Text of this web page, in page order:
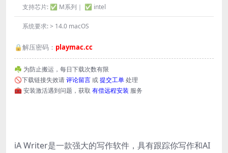
支持芯片: ✅ M系列｜ ✅ intel
系统要求:> 14.0 macOS
🔒解压密码： playmac.cc
☘️ 为防止搬运，每日下载次数有限
🚫下载链接失效请评论留言或提交工单处理
🧰 安装激活遇到问题，获取 有偿远程安装 服务
iA Writer是一款强大的写作软件，具有跟踪你写作和AI